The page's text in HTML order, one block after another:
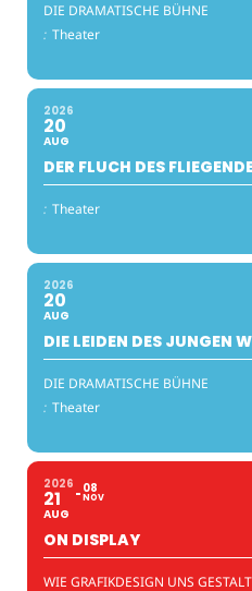
DIE DRAMATISCHE BÜHNE
: Theater
2026
20
AUG
DER FLUCH DES
: Theater
2026
20
AUG
DIE LEIDEN DES JUNGEN
DIE DRAMATISCHE BÜHNE
: Theater
2026
21
AUG
08
NOV
ON DISPLAY
WIE GRAFIKDESIGN UNS